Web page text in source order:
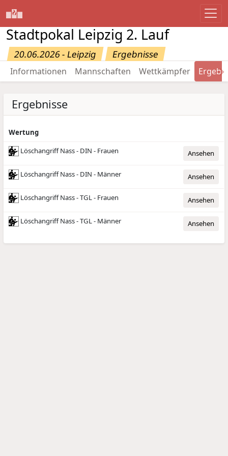
Stadtpokal Leipzig 2. Lauf
20.06.2026 - Leipzig Ergebnisse
Informationen Mannschaften Wettkämpfer →
Ergebnisse
Wertung
Löschangriff Nass - DIN - Frauen
Ansehen
Löschangriff Nass - DIN - Männer Ansehen
Löschangriff Nass - TGL - Frauen Ansehen
Löschangriff Nass - TGL - Männer Ansehen